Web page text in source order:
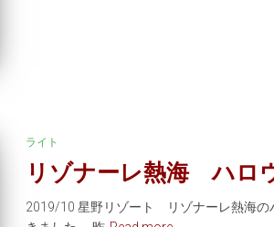
ライト
リゾナーレ熱海 ハロ
2019/10 星野リゾート リゾナーレ熱海の